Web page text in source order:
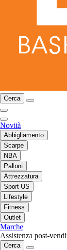
Cerca
Novità
Abbigliamento
Scarpe
NBA
Palloni
Attrezzatura
Sport US
Lifestyle
Fitness
Outlet
Marche
Assistenza post-
Cerca